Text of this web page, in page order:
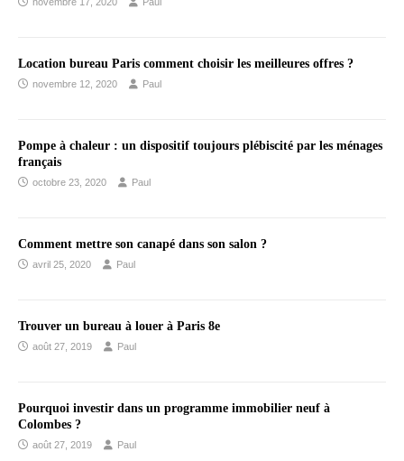
Location bureau Paris comment choisir les meilleures offres ?
novembre 12, 2020 Paul
Pompe à chaleur : un dispositif toujours plébiscité par les ménages
français
octobre 23, 2020 Paul
Comment mettre son canapé dans son salon ?
avril 25, 2020 Paul
Trouver un bureau à louer à Paris 8e
août 27, 2019 Paul
Pourquoi investir dans un programme immobilier neuf à
Colombes ?
août 27, 2019 Paul